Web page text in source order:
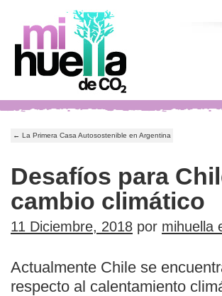
← La Primera Casa Autosostenible en Argentina
Desafíos para
cambio climático
11 Diciembre, 2018 por mihuella
Actualmente Chile se
respecto al calentamiento